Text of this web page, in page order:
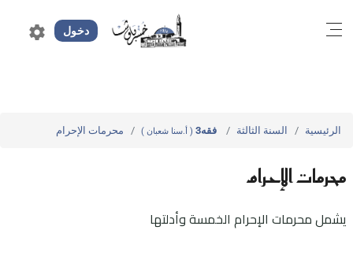
دخول settings
الرئيسية السنة الثالثة فقه3 ( أ.سنا شعبان ) محرمات الإحرام
محرمات الإحرام
يشمل محرمات الإحرام الخمسة وأدلتها